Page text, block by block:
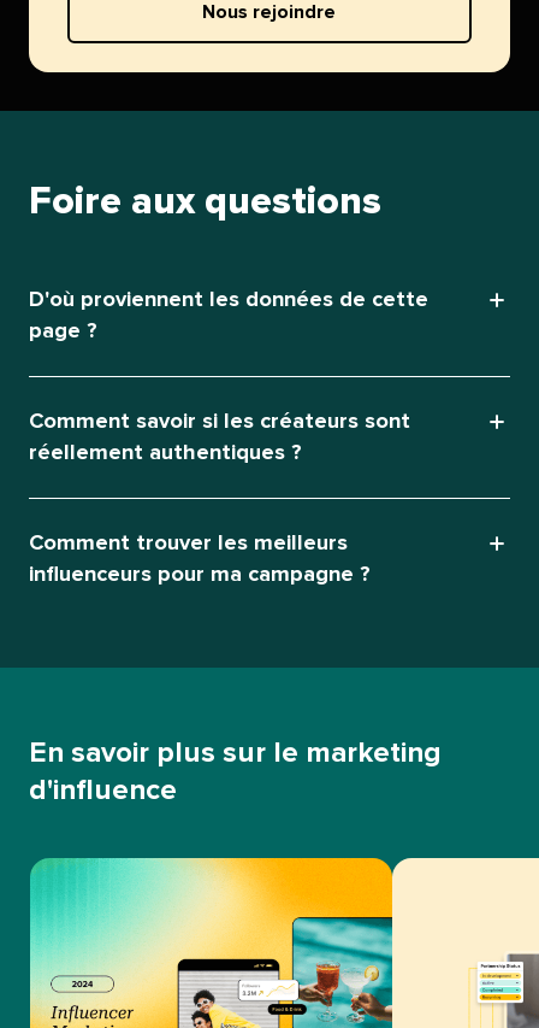
Nous rejoindre​​
Foire aux questions​​
D'où proviennent les données de cette
page ?​​
Comment savoir si les créateurs sont
réellement authentiques ?​​
Comment trouver les meilleurs
influenceurs pour ma campagne ?​​
En savoir plus sur le marketing
d'influence​​